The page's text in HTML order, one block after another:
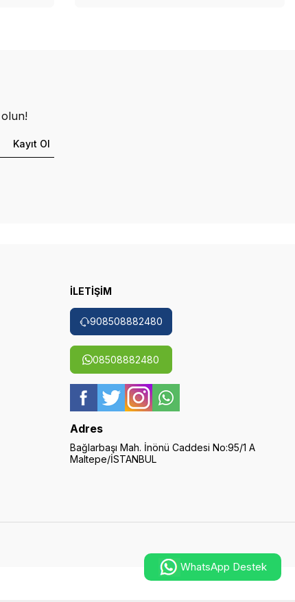
WhatsApp Destek
Kayıt Ol
İLETİŞİM
908508882480
08508882480
Adres
Bağlarbaşı Mah. İnönü Caddesi No:95/1 A
Maltepe/İSTANBUL